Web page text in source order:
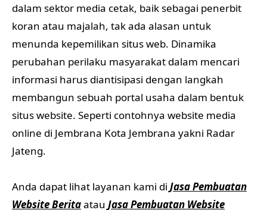
dalam sektor media cetak, baik sebagai penerbit
koran atau majalah, tak ada alasan untuk
menunda kepemilikan situs web. Dinamika
perubahan perilaku masyarakat dalam mencari
informasi harus diantisipasi dengan langkah
membangun sebuah portal usaha dalam bentuk
situs website. Seperti contohnya website media
online di Jembrana Kota Jembrana yakni Radar
Jateng.
Anda dapat lihat layanan kami di Jasa Pembuatan
Website Beritaatau Jasa Pembuatan Website